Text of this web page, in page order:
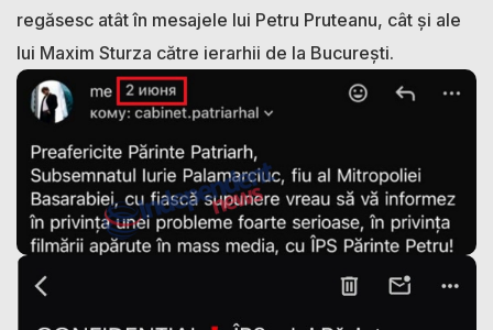
regăsesc atât în mesajele lui Petru Pruteanu, cât și ale
lui Maxim Sturza către ierarhii de la București.